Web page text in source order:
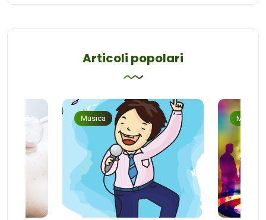
Articoli popolari
Musica Musica